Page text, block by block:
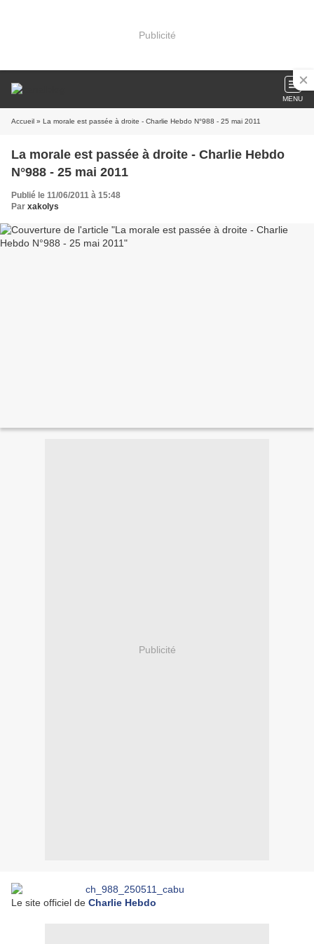
Publicité
MENU
Accueil » La morale est passée à droite - Charlie Hebdo N°988 - 25 mai 2011
La morale est passée à droite - Charlie Hebdo
N°988 - 25 mai 2011
Publié le 11/06/2011 à 15:48
Par xakolys
Publicité
Le site officiel de Charlie Hebdo